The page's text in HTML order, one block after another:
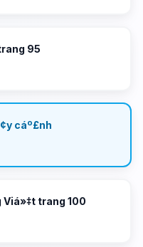
95
cáº£nh
Viá»‡t trang 100